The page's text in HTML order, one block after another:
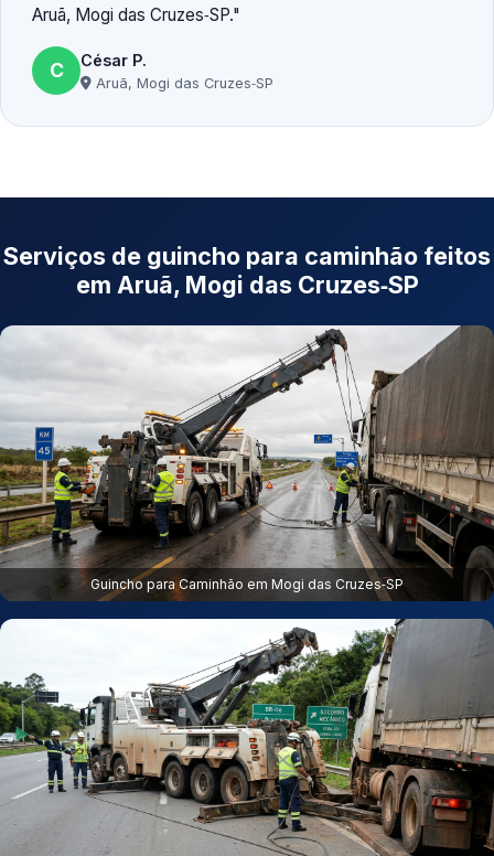
Aruã, Mogi das Cruzes‑SP.
C César P.
Aruã, Mogi das Cruzes‑SP
Serviços de guincho para caminhão feitos
em Aruã, Mogi das Cruzes‑SP
Guincho para Caminhão em Mogi das Cruzes‑SP